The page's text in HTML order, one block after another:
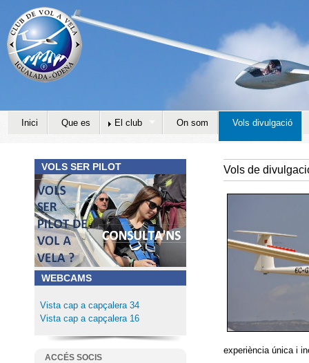
Vols de
experiència única i
Inici Que es El club On som Vols divulgació
VOLS SER PILOT
WEBCAMS
Vista cap a capçalera 34
Vista cap a capçalera 16
ACCÉS SOCIS